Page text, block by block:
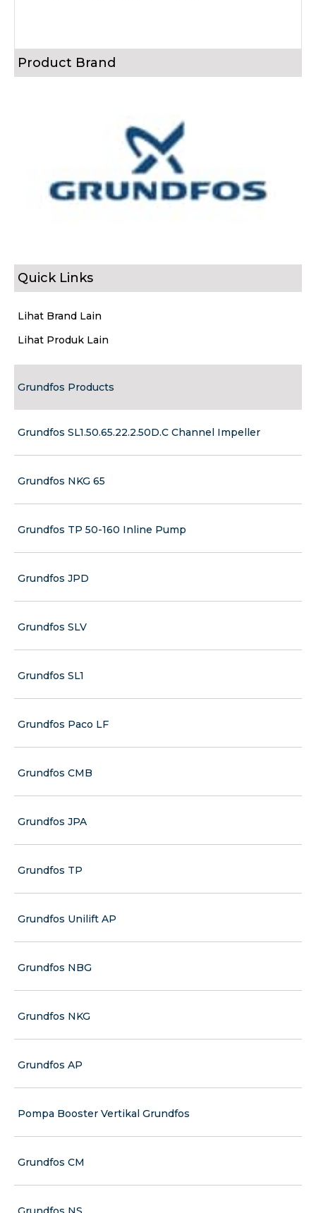
Product Brand
Quick Links
Lihat Brand Lain
Lihat Produk Lain
Grundfos Products
Grundfos SL1.50.65.22.2.50D.C Channel Impeller
Grundfos NKG 65
Grundfos TP 50-160 Inline Pump
Grundfos JPD
Grundfos SLV
Grundfos SL1
Grundfos Paco LF
Grundfos CMB
Grundfos JPA
Grundfos TP
Grundfos Unilift AP
Grundfos NBG
Grundfos NKG
Grundfos AP
Pompa Booster Vertikal Grundfos
Grundfos CM